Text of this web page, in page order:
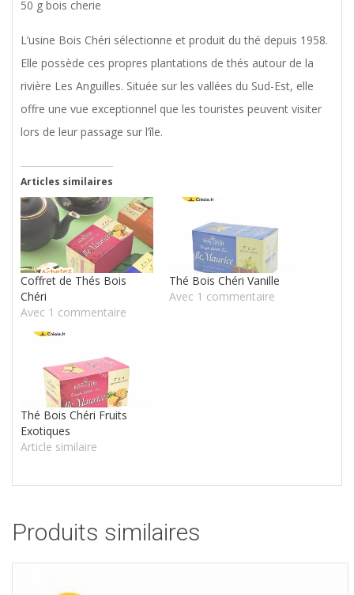
50 g bois cherie
L’usine Bois Chéri sélectionne et produit du thé depuis 1958.
Elle possède ces propres plantations de thés autour de la
rivière Les Anguilles. Située sur les vallées du Sud-Est, elle
offre une vue exceptionnel que les touristes peuvent visiter
lors de leur passage sur l’île.
Articles similaires
Coffret de Thés Bois
Chéri
Avec 1 commentaire
Thé Bois Chéri Vanille
Avec 1 commentaire
Thé Bois Chéri Fruits
Exotiques
Article similaire
Produits similaires